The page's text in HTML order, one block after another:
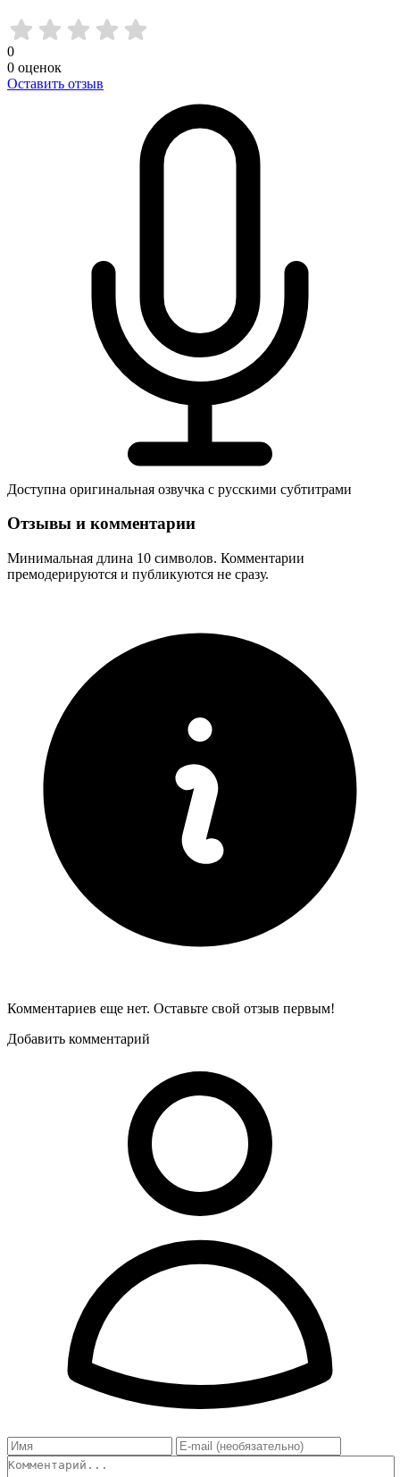
0
0 оценок
Оставить отзыв
Доступна оригинальная озвучка с русскими субтитрами
Отзывы и комментарии
Минимальная длина 10 символов. Комментарии
премодерируются и публикуются не сразу.
Комментариев еще нет. Оставьте свой отзыв первым!
Добавить комментарий